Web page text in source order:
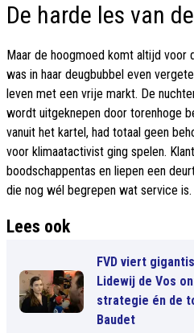
De harde les van
Maar de hoogmoed komt altijd voor
was in haar deugbubbel even
leven met een vrije markt. De
wordt uitgeknepen door torenhoge
vanuit het kartel, had totaal geen
voor klimaatactivist ging spelen.
boodschappentas en liepen een
die nog wél begrepen wat service is.
Lees ook
FVD viert
Lidewij de Vos
strategie én de
Baudet